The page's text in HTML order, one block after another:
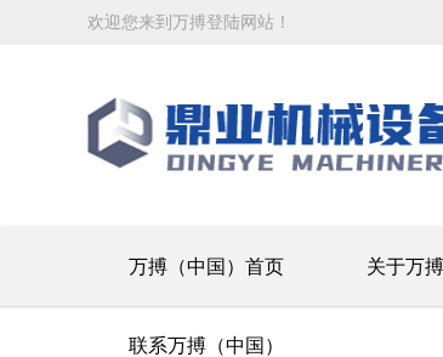
欢迎您来到万搏登陆网站！
万搏（中国）首页 关于万
联系万搏（中国）